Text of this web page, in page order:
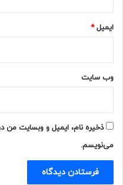
ایمیل*
وب‌ سایت
ذخیره نام، ایمیل و وبسایت من
می‌نویسم.